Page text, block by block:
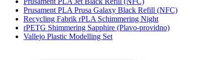
Prusament PLA Prusa Galaxy Black Refill (NFC)
Recycling Fabrik rPLA Schimmering Night
rPETG Shimmering Sapphire (Plavo-providno)
Vallejo Plastic Modelling Set